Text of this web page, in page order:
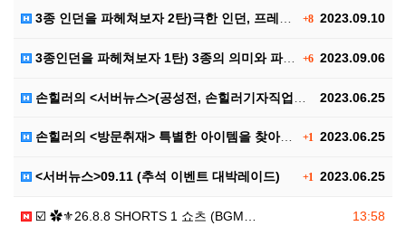
+82023.09.10
3종 인던을 파헤쳐보자 2탄)극한 인던, 프레야 인던,…
+62023.09.06
3종인던을 파헤쳐보자 1탄) 3종의 의미와 파티구성, …
2023.06.25
손힐러의 <서버뉴스>(공성전, 손힐러기자직업공개(?))
+1 2023.06.25
손힐러의 <방문취재> 특별한 아이템을 찾아서..
+1 2023.06.25
<서버뉴스>09.11 (추석 이벤트 대박레이드)
13:58
☑️ ✿⚜26.8.8 SHORTS 1 쇼츠 (BGM…